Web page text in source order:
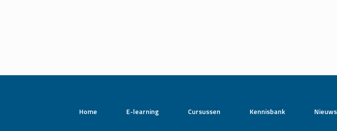
Home E-learning Cursussen Kennisbank Nieuws